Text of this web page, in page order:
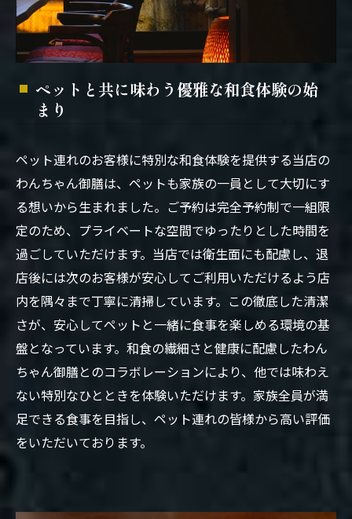
ペットと共に味わう優雅な和食体験の始
まり
ペット連れのお客様に特別な和食体験を提供する当店の
わんちゃん御膳は、ペットも家族の一員として大切にす
る想いから生まれました。ご予約は完全予約制で一組限
定のため、プライベートな空間でゆったりとした時間を
過ごしていただけます。当店では衛生面にも配慮し、退
店後には次のお客様が安心してご利用いただけるよう店
内を隅々まで丁寧に清掃しています。この徹底した清潔
さが、安心してペットと一緒に食事を楽しめる環境の基
盤となっています。和食の繊細さと健康に配慮したわん
ちゃん御膳とのコラボレーションにより、他では味わえ
ない特別なひとときを体験いただけます。家族全員が満
足できる食事を目指し、ペット連れの皆様から高い評価
をいただいております。